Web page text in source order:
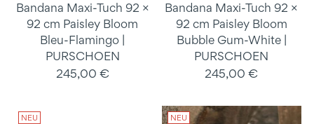
Bandana Maxi-Tuch 92 ×
92 cm Paisley Bloom
Bleu-Flamingo |
PURSCHOEN
245,00 €
Bandana Maxi-Tuch 92 ×
92 cm Paisley Bloom
Bubble Gum-White |
PURSCHOEN
245,00 €
NEU NEU